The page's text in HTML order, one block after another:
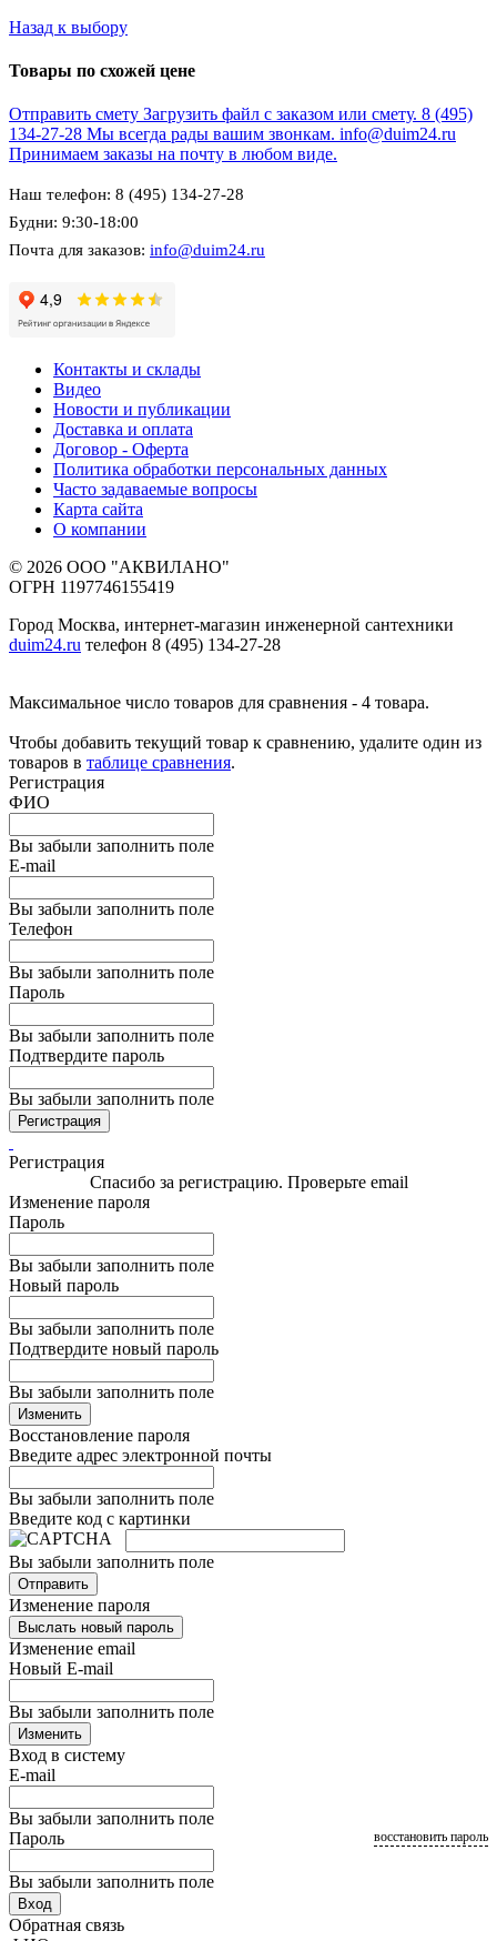
Назад к выбору
Товары по схожей цене
Отправить смету Загрузить файл с заказом или смету. 8 (495)
134-27-28 Мы всегда рады вашим звонкам. info@duim24.ru
Принимаем заказы на почту в любом виде.
Наш телефон: 8 (495) 134-27-28
Будни: 9:30-18:00
Почта для заказов: info@duim24.ru
Контакты и склады
Видео
Новости и публикации
Доставка и оплата
Договор - Оферта
Политика обработки персональных данных
Часто задаваемые вопросы
Карта сайта
О компании
© 2026 ООО "АКВИЛАНО"
ОГРН 1197746155419
Город Москва, интернет-магазин инженерной сантехники
duim24.ru телефон 8 (495) 134-27-28
Максимальное число товаров для сравнения - 4 товара.
Чтобы добавить текущий товар к сравнению, удалите один из
товаров в таблице сравнения.
Регистрация
ФИО
Вы забыли заполнить поле
E-mail
Вы забыли заполнить поле
Телефон
Вы забыли заполнить поле
Пароль
Вы забыли заполнить поле
Подтвердите пароль
Вы забыли заполнить поле
Регистрация
Регистрация
Спасибо за регистрацию. Проверьте email
Изменение пароля
Пароль
Вы забыли заполнить поле
Новый пароль
Вы забыли заполнить поле
Подтвердите новый пароль
Вы забыли заполнить поле
Изменить
Восстановление пароля
Введите адрес электронной почты
Вы забыли заполнить поле
Введите код с картинки
Вы забыли заполнить поле
Отправить
Изменение пароля
Выслать новый пароль
Изменение email
Новый E-mail
Вы забыли заполнить поле
Изменить
Вход в систему
E-mail
Вы забыли заполнить поле
Пароль
Вы забыли заполнить поле
восстановить пароль
Вход
Обратная связь